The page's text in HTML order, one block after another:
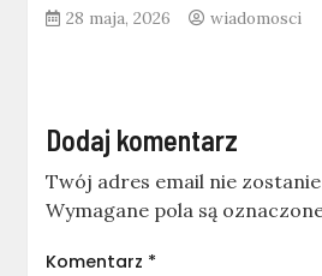
28 maja, 2026 wiadomosci
Dodaj komentarz
Twój adres email nie
Wymagane pola są
Komentarz *